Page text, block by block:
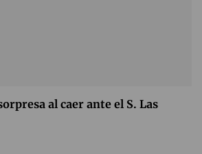
al caer ante el S. Las